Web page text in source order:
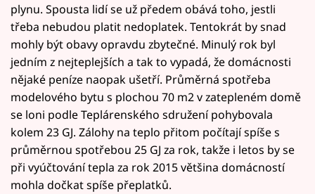
plynu. Spousta lidí se už předem obává toho, jestli
třeba nebudou platit nedoplatek. Tentokrát by snad
mohly být obavy opravdu zbytečné. Minulý rok byl
jedním z nejteplejších a tak to vypadá, že domácnosti
nějaké peníze naopak ušetří. Průměrná spotřeba
modelového bytu s plochou 70 m2 v zatepleném domě
se loni podle Teplárenského sdružení pohybovala
kolem 23 GJ. Zálohy na teplo přitom počítají spíše s
průměrnou spotřebou 25 GJ za rok, takže i letos by se
při vyúčtování tepla za rok 2015 většina domácností
mohla dočkat spíše přeplatků.